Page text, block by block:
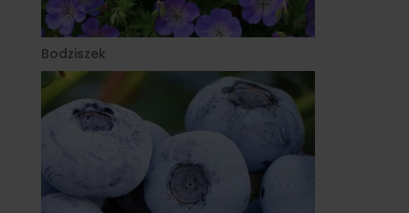
Bodziszek